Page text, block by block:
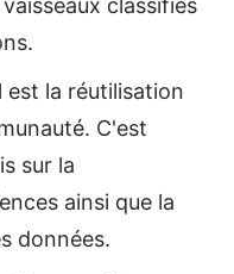
classifiés
est la réutilisation
C'est
sur la
ainsi que la
données.